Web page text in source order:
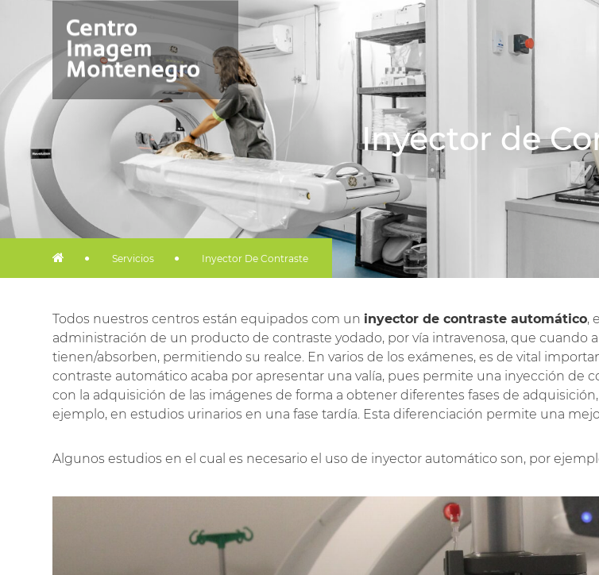
Inyector de
Servicios Inyector De Contraste
Todos nuestros centros están equipados com un inyector de contraste automático,
administración de un producto de contraste yodado, por vía intravenosa, que cuando
tienen/absorben, permitiendo su realce. En varios de los exámenes, es de vital
contraste automático acaba por apresentar una valía, pues permite una inyección de
con la adquisición de las imágenes de forma a obtener diferentes fases de
ejemplo, en estudios urinarios en una fase tardía. Esta diferenciación permite una
Algunos estudios en el cual es necesario el uso de inyector automático son, por